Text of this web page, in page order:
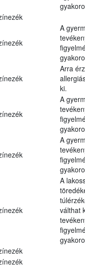
A
Arra
ki.
A
A
A
válthat